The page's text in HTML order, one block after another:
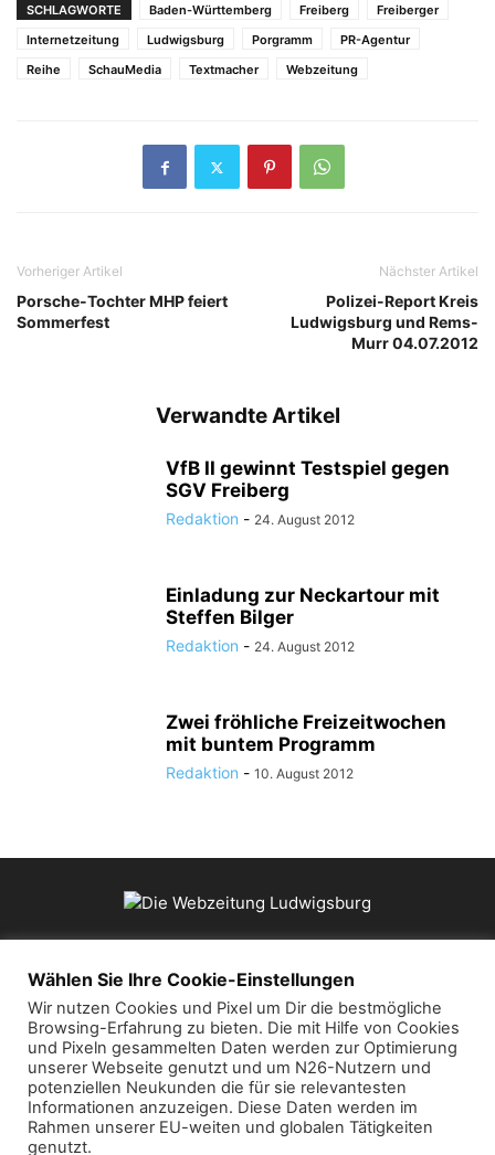
SCHLAGWORTE Baden-Württemberg Freiberg
Freiberger
Internetzeitung
Ludwigsburg Porgramm
PR-Agentur
Reihe
SchauMedia Textmacher Webzeitung
Vorheriger Artikel
Porsche-Tochter MHP feiert
Sommerfest
Nächster Artikel
Polizei-Report Kreis
Ludwigsburg und Rems-
Murr 04.07.2012
Verwandte Artikel
VfB II gewinnt Testspiel gegen
SGV Freiberg
Redaktion - 24. August 2012
Einladung zur Neckartour mit
Steffen Bilger
Redaktion - 24. August 2012
Zwei fröhliche Freizeitwochen
mit buntem Programm
Redaktion - 10. August 2012
ÜBER UNS
Kontaktieren Sie uns:mail@die-webzeitung.de
FOLGEN SIE UNS
Wählen Sie Ihre Cookie-Einstellungen
Wir nutzen Cookies und Pixel um Dir die bestmögliche
Browsing-Erfahrung zu bieten. Die mit Hilfe von Cookies
und Pixeln gesammelten Daten werden zur Optimierung
unserer Webseite genutzt und um N26-Nutzern und
potenziellen Neukunden die für sie relevantesten
Informationen anzuzeigen. Diese Daten werden im
Rahmen unserer EU-weiten und globalen Tätigkeiten
genutzt.